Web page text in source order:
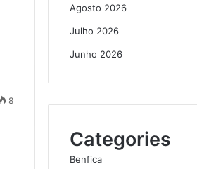
8
Agosto 2026
Julho 2026
Junho 2026
Categories
Benfica